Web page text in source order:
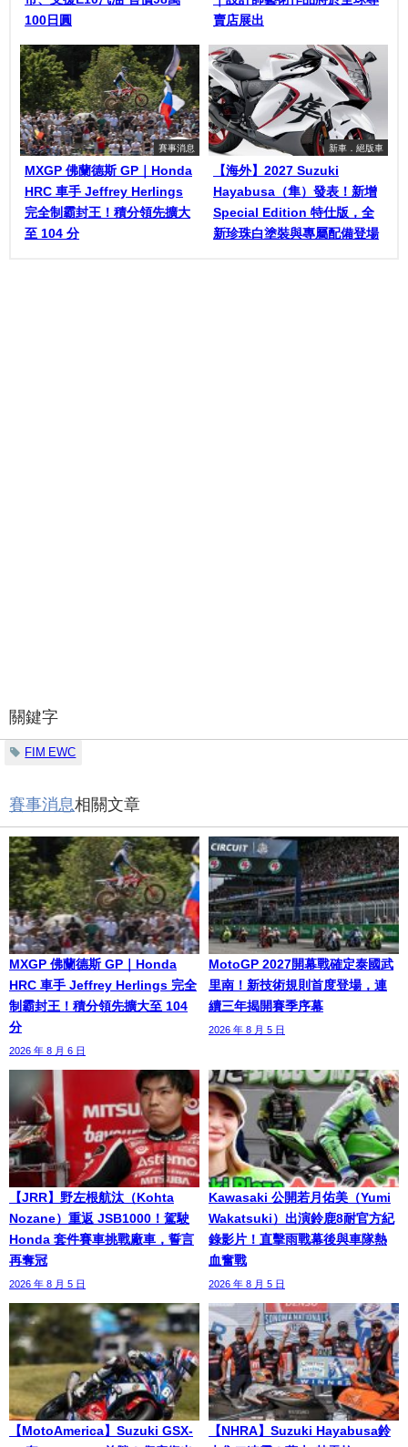
100日圓
賣店展出
賽事消息
MXGP 佛蘭德斯 GP｜Honda
HRC 車手 Jeffrey Herlings
完全制霸封王！積分領先擴大
至 104 分
新車．絕版車
【海外】2027 Suzuki
Hayabusa（隼）發表！新增
Special Edition 特仕版，全
新珍珠白塗裝與專屬配備登場
關鍵字
FIM EWC
賽事消息相關文章
MXGP 佛蘭德斯 GP｜Honda
HRC 車手 Jeffrey Herlings 完全
制霸封王！積分領先擴大至 104
分
2026 年 8 月 6 日
MotoGP 2027開幕戰確定泰國武
里南！新技術規則首度登場，連
續三年揭開賽季序幕
2026 年 8 月 5 日
【JRR】野左根航汰（Kohta
Nozane）重返 JSB1000！駕駛
Honda 套件賽車挑戰廠車，誓言
再奪冠
2026 年 8 月 5 日
Kawasaki 公開若月佑美（Yumi
Wakatsuki）出演鈴鹿8耐官方紀
錄影片！直擊雨戰幕後與車隊熱
血奮戰
2026 年 8 月 5 日
【MotoAmerica】Suzuki GSX-
【NHRA】Suzuki Hayabusa鈴